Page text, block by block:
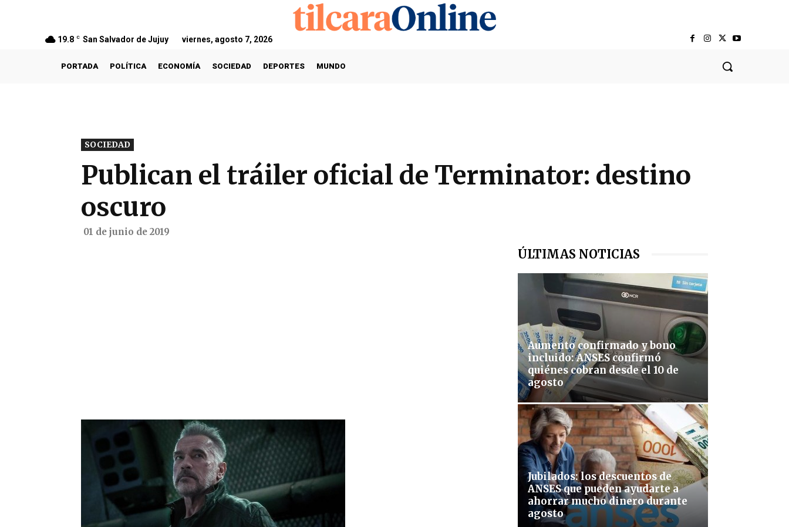
19.8 C San Salvador de Jujuy viernes, agosto 7, 2026
PORTADA POLÍTICA ECONOMÍA SOCIEDAD DEPORTES MUNDO
SOCIEDAD
Publican el tráiler oficial de Terminator: destino
oscuro
01 de junio de 2019
ÚLTIMAS NOTICIAS
Aumento confirmado y bono
incluido: ANSES confirmó
quiénes cobran desde el 10 de
agosto
Jubilados: los descuentos de
ANSES que pueden ayudarte a
ahorrar mucho dinero durante
agosto